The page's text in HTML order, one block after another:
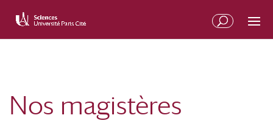
Nos magistères